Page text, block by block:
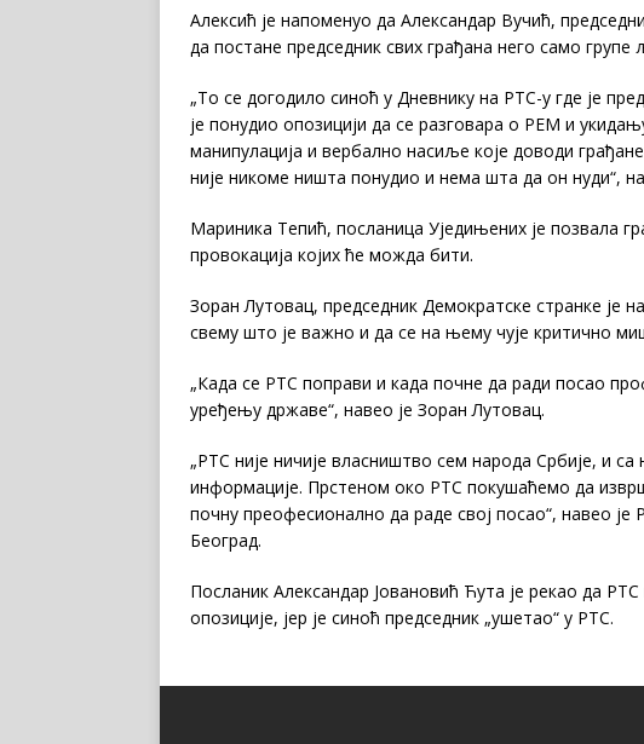
Алексић је напоменуо да Александар Вучић,
да постане председник свих грађана него само групе
„То се догодило синоћ у Дневнику на РТС-у где је
је понудио опозицији да се разговара о РЕМ и
манипулација и вербално насиље које доводи
није никоме ништа понудио и нема шта да он нуди“,
Мариника Тепић, посланица Уједињених је позвала
провокација којих ће можда бити.
Зоран Лутовац, председник Демократске странке
свему што је важно и да се на њему чује критично
„Када се РТС поправи и када почне да ради посао
уређењу државе“, навео је Зоран Лутовац.
„РТС није ничије власништво сем народа Србије, и
информације. Прстеном око РТС покушаћемо да
почну преофесионално да раде свој посао“, навео
Београд.
Посланик Александар Јовановић Ћута је рекао да
опозиције, јер је синоћ председник „ушетао“ у РТС.